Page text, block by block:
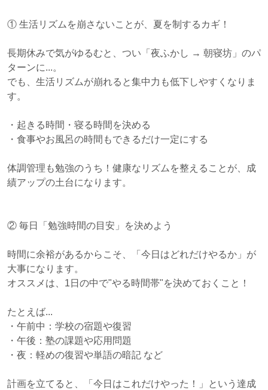
① 生活リズムを崩さないことが、夏を制するカギ！
長期休みで気がゆるむと、つい「夜ふかし → 朝寝坊」のパ
ターンに...。
でも、生活リズムが崩れると集中力も低下しやすくなりま
す。
・起きる時間・寝る時間を決める
・食事やお風呂の時間もできるだけ一定にする
体調管理も勉強のうち！健康なリズムを整えることが、成
績アップの土台になります。
② 毎日「勉強時間の目安」を決めよう
時間に余裕があるからこそ、「今日はどれだけやるか」が
大事になります。
オススメは、1日の中で"やる時間帯"を決めておくこと！
たとえば...
・午前中：学校の宿題や復習
・午後：塾の課題や応用問題
・夜：軽めの復習や単語の暗記 など
計画を立てると、「今日はこれだけやった！」という達成